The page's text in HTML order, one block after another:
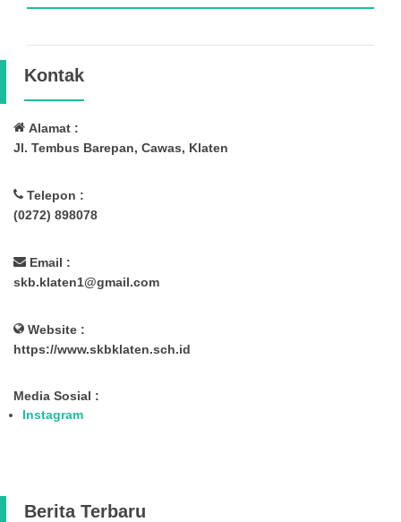
Kontak
Alamat :
Jl. Tembus Barepan, Cawas, Klaten
Telepon :
(0272) 898078
Email :
skb.klaten1@gmail.com
Website :
https://www.skbklaten.sch.id
Media Sosial :
Instagram
Berita Terbaru